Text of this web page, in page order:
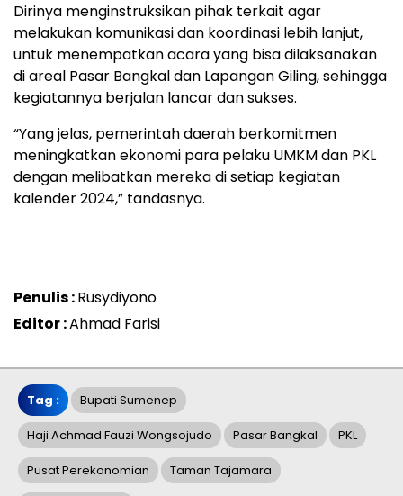
Dirinya menginstruksikan pihak terkait agar
melakukan komunikasi dan koordinasi lebih lanjut,
untuk menempatkan acara yang bisa dilaksanakan
di areal Pasar Bangkal dan Lapangan Giling, sehingga
kegiatannya berjalan lancar dan sukses.
“Yang jelas, pemerintah daerah berkomitmen
meningkatkan ekonomi para pelaku UMKM dan PKL
dengan melibatkan mereka di setiap kegiatan
kalender 2024,” tandasnya.
Penulis :Rusydiyono
Editor :Ahmad Farisi
Tag : Bupati Sumenep
Haji Achmad Fauzi Wongsojudo Pasar Bangkal PKL
Pusat Perekonomian Taman Tajamara